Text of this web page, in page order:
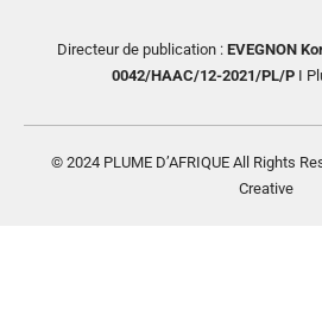
Directeur de publication : EVEGNON
0042/HAAC/12-2021/PL/PI
© 2024 PLUME D’AFRIQUE All Rights
Creative